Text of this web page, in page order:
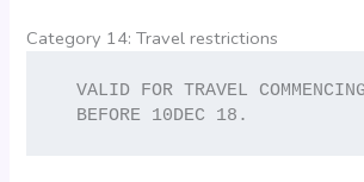
Category 14: Travel restrictions
VALID FOR TRAVEL
  BEFORE 10DEC 18.